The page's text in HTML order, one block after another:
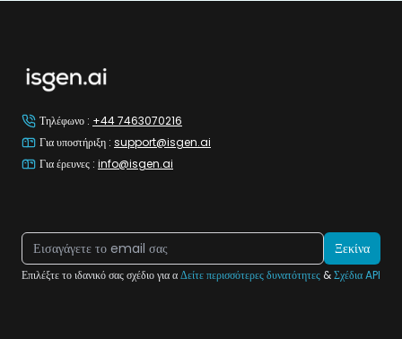
Τηλέφωνο : +44 7463070216
Για υποστήριξη : support@isgen.ai
Για έρευνες : info@isgen.ai
Ξεκίνα
Επιλέξτε το ιδανικό σας σχέδιο για αΔείτε περισσότερες δυνατότητες &Σχέδια API